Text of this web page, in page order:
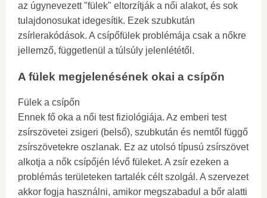
az úgynevezett "fülek" eltorzítják a női alakot, és sok
tulajdonosukat idegesítik. Ezek szubkután
zsírlerakódások. A csípőfülek problémája csak a nőkre
jellemző, függetlenül a túlsúly jelenlététől.
A fülek megjelenésének okai a csípőn
Fülek a csípőn
Ennek fő oka a női test fiziológiája. Az emberi test
zsírszövetei zsigeri (belső), szubkután és nemtől függő
zsírszövetekre oszlanak. Ez az utolsó típusú zsírszövet
alkotja a nők csípőjén lévő füleket. A zsír ezeken a
problémás területeken tartalék célt szolgál. A szervezet
akkor fogja használni, amikor megszabadul a bőr alatti